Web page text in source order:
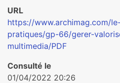
URL
https://www.archimag.com/
pratiques/gp-66/gerer-
multimedia/PDF
Consulté le
01/04/2022 20:26